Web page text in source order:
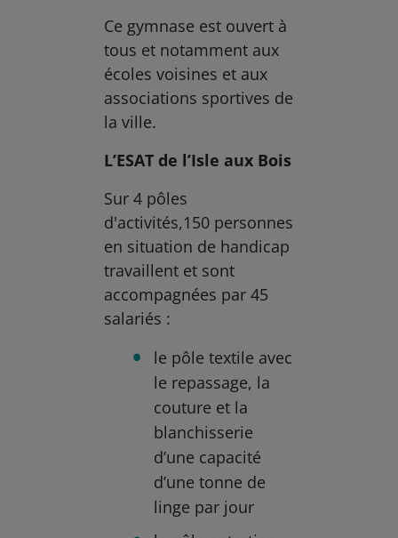
Ce gymnase est ouvert à
tous et notamment aux
écoles voisines et aux
associations sportives de
la ville.
L’ESAT de l’Isle aux Bois
Sur 4 pôles
d'activités,150 personnes
en situation de handicap
travaillent et sont
accompagnées par 45
salariés :
le pôle textile avec
le repassage, la
couture et la
blanchisserie
d’une capacité
d’une tonne de
linge par jour